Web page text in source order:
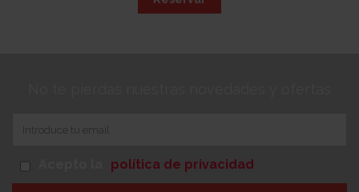
política de privacidad